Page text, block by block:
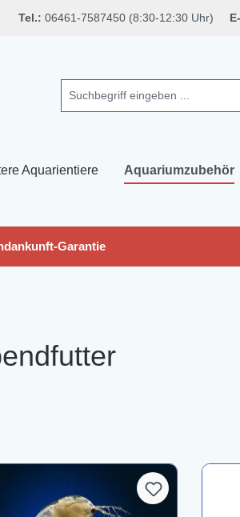
Tel.: 06461-7587450 (8:30-12:30 Uhr)
Aquarientiere Aquariumzubehör
Garantie